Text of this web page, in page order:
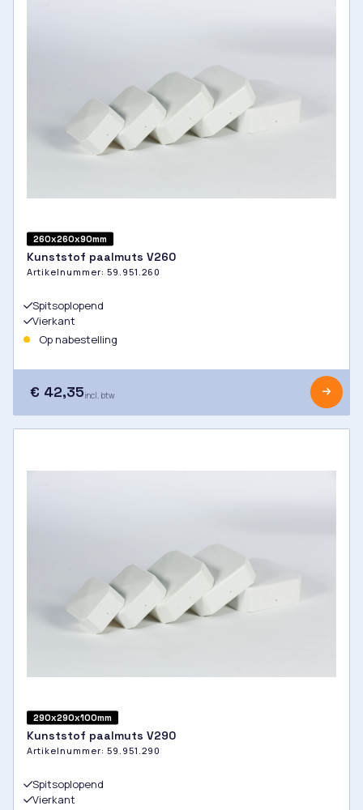
260x260x90mm
Kunststof paalmuts V260
Artikelnummer: 59.951.260
Spitsoplopend
Vierkant
Op nabestelling
€ 42,35incl. btw
290x290x100mm
Kunststof paalmuts V290
Artikelnummer: 59.951.290
Spitsoplopend
Vierkant